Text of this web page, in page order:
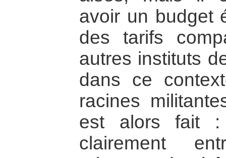
avoir un budget
des tarifs
autres instituts
dans ce
racines
est alors fait :
clairement